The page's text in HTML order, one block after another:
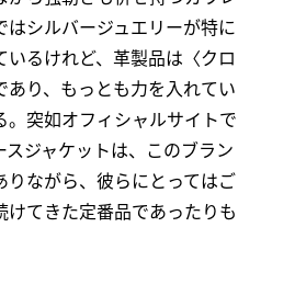
シルバージュエリーが特に
いるけれど、革製品は〈クロ
あり、もっとも力を入れてい
。突如オフィシャルサイトで
ジャケットは、このブラン
りながら、彼らにとってはご
けてきた定番品であったりも